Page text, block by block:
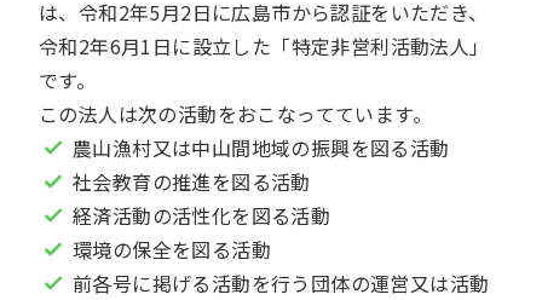
は、令和2年5月2日に広島市から認証をいただき、
令和2年6月1日に設立した「特定非営利活動法人」
です。
この法人は次の活動をおこなってています。
農山漁村又は中山間地域の振興を図る活動
社会教育の推進を図る活動
経済活動の活性化を図る活動
環境の保全を図る活動
前各号に掲げる活動を行う団体の運営又は活動